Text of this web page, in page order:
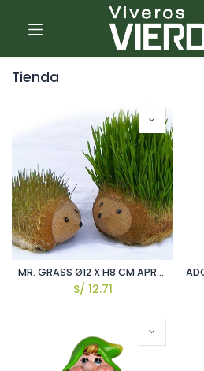
Tienda
MR. GRASS Ø12 X H8 CM APROX.
S/ 12.71